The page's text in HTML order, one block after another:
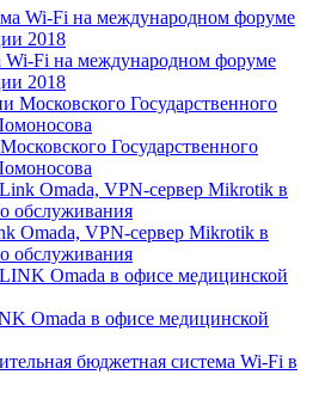
Wi-Fi на международном форуме
2018
Государственного
Omada, VPN-сервер Mikrotik в
обслуживания
Omada в офисе медицинской